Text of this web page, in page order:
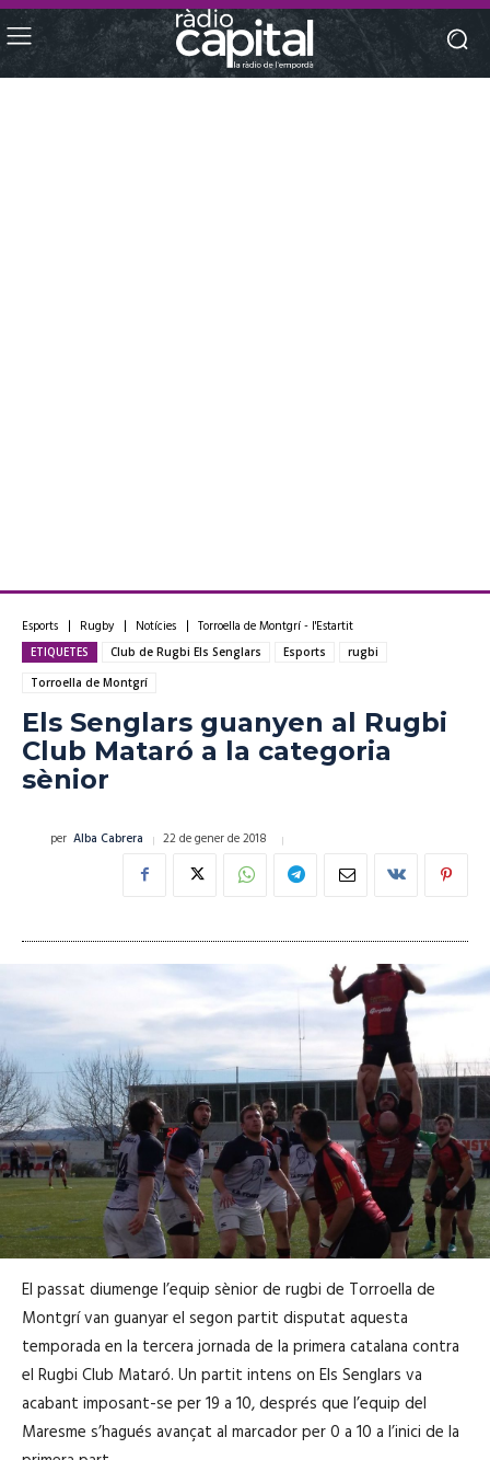
Esports Rugby Notícies Torroella de Montgrí - l'Estartit
ETIQUETES Club de Rugbi Els Senglars Esports
rugbi
Torroella de Montgrí
Els Senglars guanyen al Rugbi
Club Mataró a la categoria
sènior
per Alba Cabrera 22 de gener de 2018
El passat diumenge l’equip sènior de rugbi de Torroella de
Montgrí van guanyar el segon partit disputat aquesta
temporada en la tercera jornada de la primera catalana contra
el Rugbi Club Mataró. Un partit intens on Els Senglars va
acabant imposant-se per 19 a 10, després que l’equip del
Maresme s’hagués avançat al marcador per 0 a 10 a l’inici de la